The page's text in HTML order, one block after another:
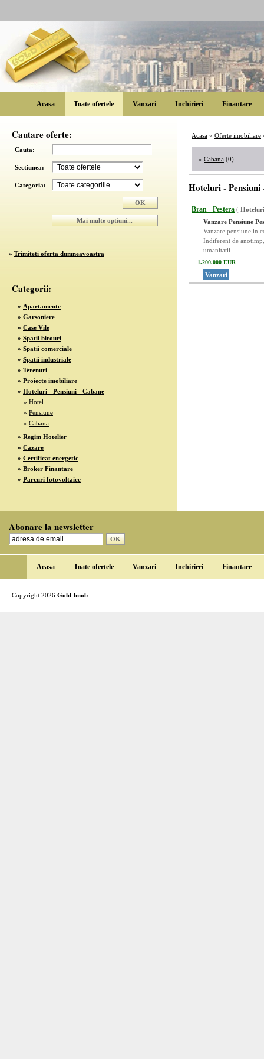
Acasa Toate ofertele Vanzari Inchirieri Finantare
Cautare oferte:
Cauta:
Sectiunea:
Categoria:
» Trimiteti oferta dumneavoastra
Categorii:
» Apartamente
» Garsoniere
» Case Vile
» Spatii birouri
» Spatii comerciale
» Spatii industriale
» Terenuri
» Proiecte imobiliare
» Hoteluri - Pensiuni - Cabane
» Hotel
» Pensiune
» Cabana
» Regim Hotelier
» Cazare
» Certificat energetic
» Broker Finantare
» Parcuri fotovoltaice
Acasa » Oferte imobiliare
» Cabana (0)
Hoteluri - Pensiuni
Bran - Pestera (
Vanzare Pensiune
Vanzare pensiune in
Indiferent de
umanitatii.
1.200.000 EUR
Vanzari
Abonare la newsletter
Acasa Toate ofertele Vanzari Inchirieri Finantare
Copyright 2026 Gold Imob